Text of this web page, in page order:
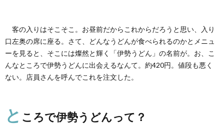
め
客の入りはそこそこ。お昼前だからこれからだろうと思い、入り
口左奥の席に座る。さて、どんなうどんが食べられるのかとメニュ
ーを見ると、そこには燦然と輝く「伊勢うどん」の名前が。お、こ
んなところで伊勢うどんに出会えるなんて。約420円。値段も悪く
ない。店員さんを呼んでこれを注文した。
と ころで伊勢うどんって？